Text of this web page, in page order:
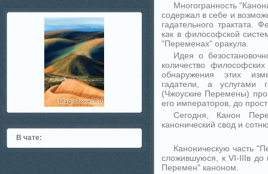
В чате:
Многогранность
содержал в себе и
гадательного
как в философской
"Переменах" оракула.
Идея о
количество
обнаружения этих
гадатели, а услугами
(Чжоуские Перемены)
его императоров, до
Сегодня, Канон
канонический свод и
Каноническую часть
сложившуюся, к VI-IIIв до
Перемен" каноном.